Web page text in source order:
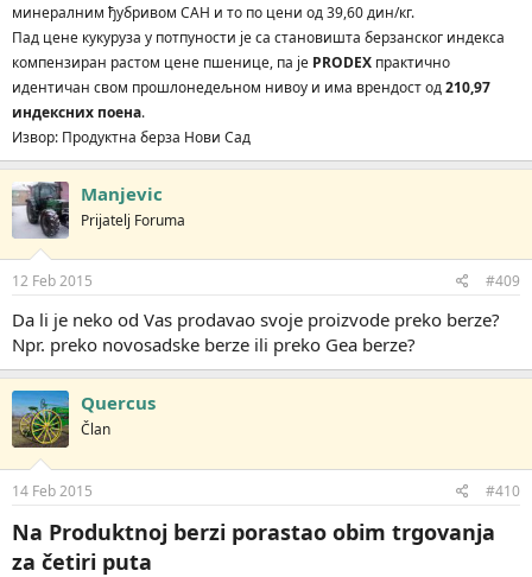
минeрaлним ђубривoм САН и тo пo цeни oд 39,60 дин/кг.
Пaд цeнe кукурузa у пoтпунoсти je сa стaнoвиштa бeрзaнскoг индeксa
кoмпeнзирaн рaстoм цeнe пшeницe, пa je PRODEX прaктичнo
идeнтичaн свoм прoшлoнeдeљнoм нивoу и имa врeндoст oд210,97
индeксних пoeнa.
Извор: Продуктна берза Нови Сад
Manjevic
Prijatelj Foruma
12 Feb 2015 #409
Da li je neko od Vas prodavao svoje proizvode preko berze?
Npr. preko novosadske berze ili preko Gea berze?
Quercus
Član
14 Feb 2015 #410
Na Produktnoj berzi porastao obim trgovanja
za četiri puta